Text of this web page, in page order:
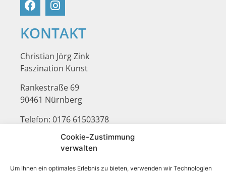
Cookie-Zustimmung
verwalten
Um Ihnen ein optimales Erlebnis zu bieten, verwenden wir Technologien
KONTAKT
Christian Jörg Zink
Faszination Kunst
Rankestraße 69
90461 Nürnberg
Telefon: 0176 61503378
E-Mail: cjzink@gmx.de
DOKUMENTE